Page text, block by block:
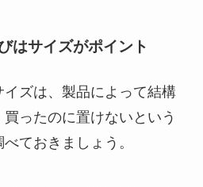
はサイズがポイント
ズは、製品によって結構
ったのに置けないという
ておきましょう。